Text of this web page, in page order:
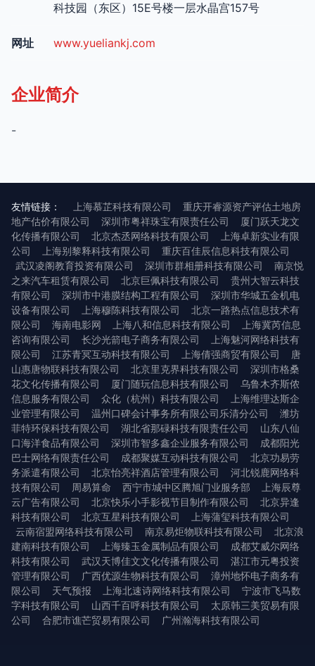
科技园（东区）15E号楼一层水晶宫157号
网址 www.yueliankj.com
企业简介
-
友情链接： 上海慕芷科技有限公司
重庆开睿源资产评估土地房
地产估价有限公司
深圳市粤祥珠宝有限责任公司
厦门跃天龙文
化传播有限公司
北京杰丞网络科技有限公司
上海卓新实业有限
公司
上海别黎释科技有限公司
重庆百佳辰信息科技有限公司
武汉凌阁教育投资有限公司
深圳市群相册科技有限公司
南京悦
之来汽车租赁有限公司
北京巨佩科技有限公司
贵州大智云科技
有限公司
深圳市中港膜结构工程有限公司
深圳市华城五金机电
设备有限公司
上海穆陈科技有限公司
北京一路热点信息技术有
限公司
海南电影网 上海八和信息科技有限公司
上海冀芮信息
咨询有限公司
长沙光箭电子商务有限公司
上海魅河网络科技有
限公司
江苏青冥互动科技有限公司 上海倩强商贸有限公司
唐
山惠唐物联科技有限公司
北京里克界科技有限公司
深圳市格桑
花文化传播有限公司
厦门随玩信息科技有限公司
乌鲁木齐斯侬
信息服务有限公司
众化（杭州）科技有限公司
上海维理达斯企
业管理有限公司
温州口碑会计事务所有限公司乐清分公司
潍坊
菲特环保科技有限公司
湖北省那碌科技有限责任公司
山东八仙
口海洋食品有限公司
深圳市智多鑫企业服务有限公司
成都阳光
巴士网络有限责任公司
成都聚媒互动科技有限公司
北京功易劳
务派遣有限公司
北京怡亮祥酒店管理有限公司
河北锐鹿网络科
技有限公司
周易算命 西宁市城中区腾旭门业服务部
上海辰尊
云广告有限公司
北京快乐小手影视节目制作有限公司
北京异逢
科技有限公司
北京互星科技有限公司
上海蒲玺科技有限公司
云南宿盟网络科技有限公司
南京易炬物联科技有限公司
北京浪
建南科技有限公司
上海臻玉金属制品有限公司
成都艾威尔网络
科技有限公司
武汉天博佳文文化传播有限公司
湛江市元粤投资
管理有限公司
广西优源生物科技有限公司
漳州地怀电子商务有
限公司
天气预报 上海北速诗网络科技有限公司
宁波市飞马数
字科技有限公司
山西千百呼科技有限公司
太原韩三美贸易有限
公司
合肥市谯芒贸易有限公司 广州瀚海科技有限公司